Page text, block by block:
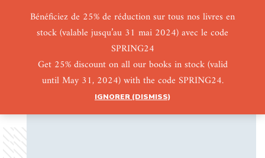
Bénéficiez de 25% de réduction sur tous nos livres en
stock (valable jusqu’au 31 mai 2024) avec le code
SPRING24
Get 25% discount on all our books in stock (valid
until May 31, 2024) with the code SPRING24.
IGNORER (DISMISS)
0 0